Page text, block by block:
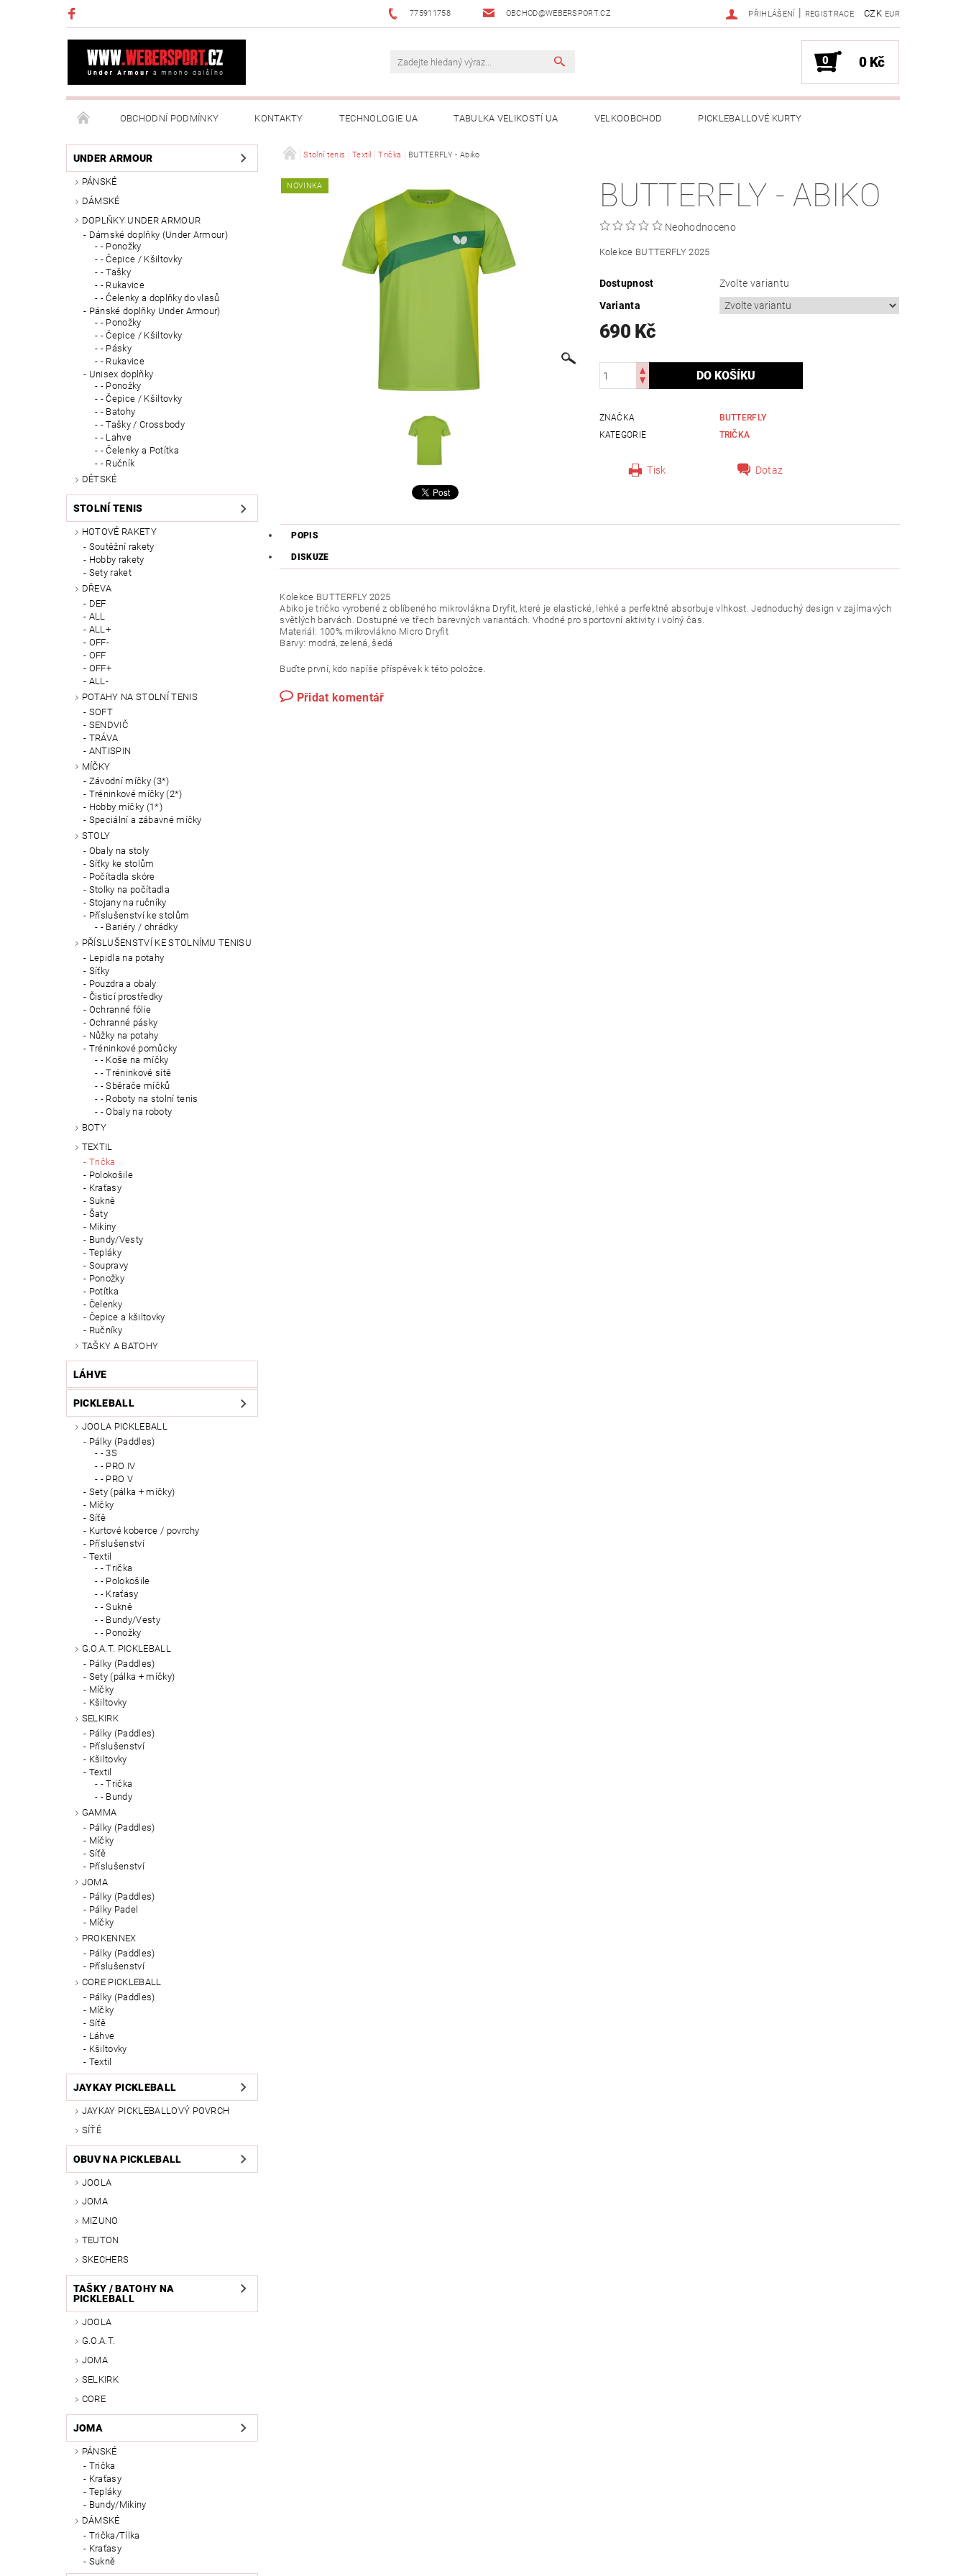
775911758 OBCHOD@WEBERSPORT.CZ CZK EUR
PŘIHLÁŠENÍ | REGISTRACE
0 0 Kč
OBCHODNÍ PODMÍNKY KONTAKTY TECHNOLOGIE UA TABULKA VELIKOSTÍ UA VELKOOBCHOD PICKLEBALLOVÉ KURTY
NAPIŠTE NÁM MOJE OBJEDNÁVKA
UNDER ARMOUR
PÁNSKÉ
DÁMSKÉ
DOPLŇKY UNDER ARMOUR
Dámské doplňky (Under Armour)
- Ponožky
- Čepice / Kšiltovky
- Tašky
- Rukavice
- Čelenky a doplňky do vlasů
Pánské doplňky Under Armour)
- Ponožky
- Čepice / Kšiltovky
- Pásky
- Rukavice
Unisex doplňky
- Ponožky
- Čepice / Kšiltovky
- Batohy
- Tašky / Crossbody
- Lahve
- Čelenky a Potítka
- Ručník
DĚTSKÉ
STOLNÍ TENIS
HOTOVÉ RAKETY
Soutěžní rakety
Hobby rakety
Sety raket
DŘEVA
DEF
ALL
ALL+
OFF-
OFF
OFF+
ALL-
POTAHY NA STOLNÍ TENIS
SOFT
SENDVIČ
TRÁVA
ANTISPIN
MÍČKY
Závodní míčky (3*)
Tréninkové míčky (2*)
Hobby míčky (1*)
Speciální a zábavné míčky
STOLY
Obaly na stoly
Síťky ke stolům
Počítadla skóre
Stolky na počítadla
Stojany na ručníky
Příslušenství ke stolům
- Bariéry / ohrádky
PŘÍSLUŠENSTVÍ KE STOLNÍMU TENISU
Lepidla na potahy
Síťky
Pouzdra a obaly
Čisticí prostředky
Ochranné fólie
Ochranné pásky
Nůžky na potahy
Tréninkové pomůcky
- Koše na míčky
- Tréninkové sítě
- Sběrače míčků
- Roboty na stolní tenis
- Obaly na roboty
BOTY
TEXTIL
Trička
Polokošile
Kraťasy
Sukně
Šaty
Mikiny
Bundy/Vesty
Tepláky
Soupravy
Ponožky
Potítka
Čelenky
Čepice a kšiltovky
Ručníky
TAŠKY A BATOHY
LÁHVE
PICKLEBALL
JOOLA PICKLEBALL
Pálky (Paddles)
- 3S
- PRO IV
- PRO V
Sety (pálka + míčky)
Míčky
Síťě
Kurtové koberce / povrchy
Příslušenství
Textil
- Trička
- Polokošile
- Kraťasy
- Sukně
- Bundy/Vesty
- Ponožky
G.O.A.T. PICKLEBALL
Pálky (Paddles)
Sety (pálka + míčky)
Míčky
Kšiltovky
SELKIRK
Pálky (Paddles)
Příslušenství
Kšiltovky
Textil
- Trička
- Bundy
GAMMA
Pálky (Paddles)
Míčky
Síťě
Příslušenství
JOMA
Pálky (Paddles)
Pálky Padel
Míčky
PROKENNEX
Pálky (Paddles)
Příslušenství
CORE PICKLEBALL
Pálky (Paddles)
Míčky
Síťě
Láhve
Kšiltovky
Textil
JAYKAY PICKLEBALL
JAYKAY PICKLEBALLOVÝ POVRCH
SÍŤĚ
OBUV NA PICKLEBALL
JOOLA
JOMA
MIZUNO
TEUTON
SKECHERS
TAŠKY / BATOHY NA
PICKLEBALL
JOOLA
G.O.A.T.
JOMA
SELKIRK
CORE
JOMA
PÁNSKÉ
Trička
Kraťasy
Tepláky
Bundy/Mikiny
DÁMSKÉ
Trička/Tílka
Kraťasy
Sukně
Stolní tenis Textil Trička BUTTERFLY - Abiko
NOVINKA BUTTERFLY - ABIKO
Neohodnoceno
Kolekce BUTTERFLY 2025
Dostupnost
Zvolte variantu
Varianta
690 Kč
ZNAČKA
BUTTERFLY
KATEGORIE
TRIČKA
Tisk Dotaz
POPIS
DISKUZE
Kolekce BUTTERFLY 2025
Abiko je tričko vyrobené z oblíbeného mikrovlákna Dryfit, které je elastické, lehké a perfektně absorbuje vlhkost. Jednoduchý design v zajímavých
světlých barvách. Dostupné ve třech barevných variantách. Vhodné pro sportovní aktivity i volný čas.
Materiál: 100% mikrovlákno Micro Dryfit
Barvy: modrá, zelená, šedá
Buďte první, kdo napíše příspěvek k této položce.
Přidat komentář